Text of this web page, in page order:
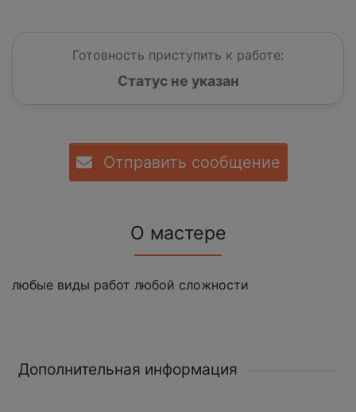
Готовность приступить к работе:
Статус не указан
Отправить сообщение
О мастере
любые виды работ любой сложности
Дополнительная информация